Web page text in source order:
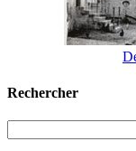
Rechercher